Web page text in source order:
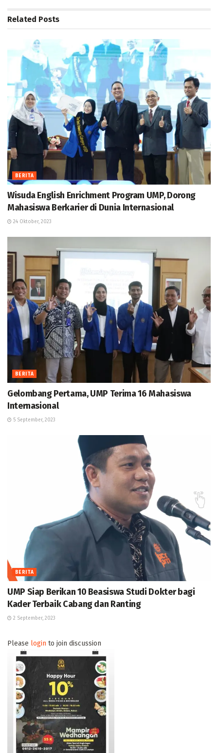
Related Posts
BERITA
Wisuda English Enrichment Program UMP, Dorong
Mahasiswa Berkarier di Dunia Internasional
24 Oktober, 2023
BERITA
Gelombang Pertama, UMP Terima 16 Mahasiswa
Internasional
5 September, 2023
BERITA
UMP Siap Berikan 10 Beasiswa Studi Dokter bagi
Kader Terbaik Cabang dan Ranting
2 September, 2023
Please login to join discussion